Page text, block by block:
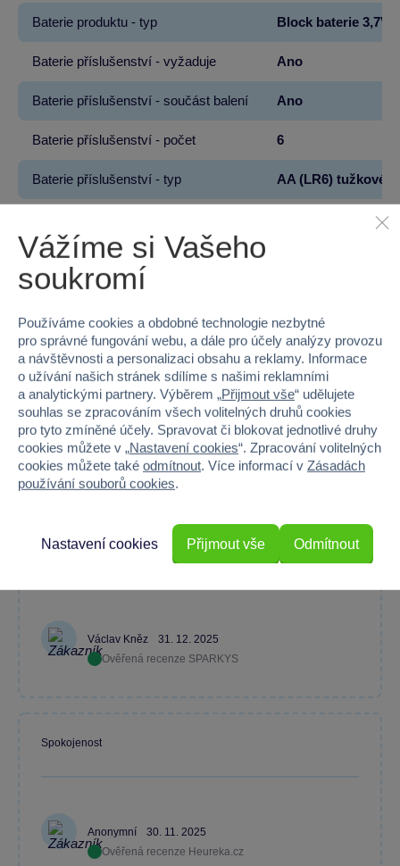
Baterie produktu - typ Block baterie 3,7V
Baterie příslušenství - vyžaduje Ano
Baterie příslušenství - součást balení Ano
Baterie příslušenství - počet 6
Baterie příslušenství - typ AA (LR6) tužkové
90 %
Průměr z 4 hodnocení
100 % zákazníků doporučuje
Máte zkušenost s tímto zbožím?
Napište recenzi a pomozte ostatním s výběrem.
Václav Kněz
31. 12. 2025
Ověřená recenze SPARKYS
S nákupem jsem byl spokojen. Doporučuji.
Anonymní
30. 11. 2025
Ověřená recenze Heureka.cz
Spokojenost
Vážíme si Vašeho
soukromí
Používáme cookies a obdobné technologie nezbytné
pro správné fungování webu, a dále pro účely analýzy provozu
a návštěvnosti a personalizaci obsahu a reklamy. Informace
o užívání našich stránek sdílíme s našimi reklamními
a analytickými partnery. Výběrem „Přijmout vše“ udělujete
souhlas se zpracováním všech volitelných druhů cookies
pro tyto zmíněné účely. Spravovat či blokovat jednotlivé druhy
cookies můžete v „Nastavení cookies“. Zpracování volitelných
cookies můžete také odmítnout. Více informací v Zásadách
používání souborů cookies.
Odmítnout
Nastavení cookies Přijmout vše